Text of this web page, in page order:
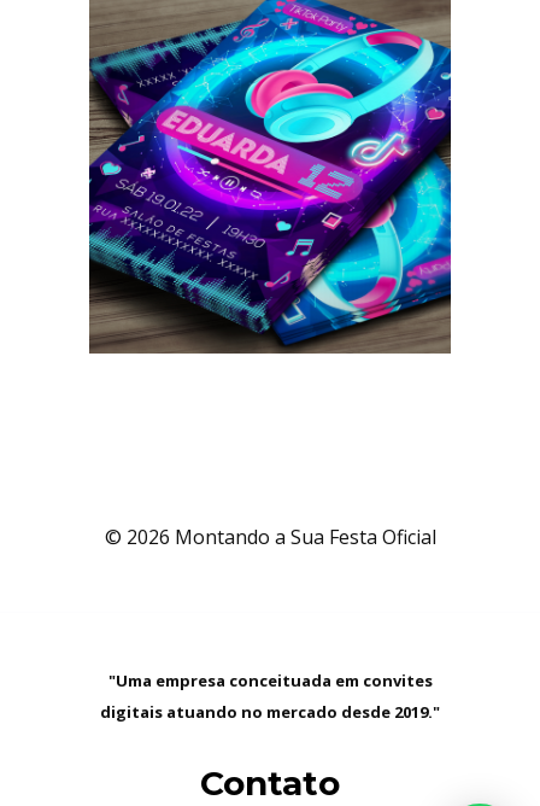
© 2026 Montando a Sua Festa Oficial
"Uma empresa conceituada em convites
digitais atuando no mercado desde 2019."
Contato